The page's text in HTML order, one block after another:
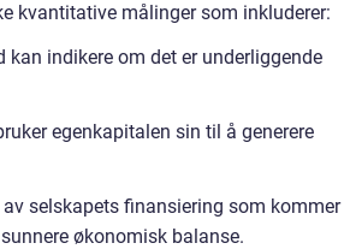
kvantitative målinger som inkluderer:
indikere om det er underliggende
egenkapitalen sin til å generere
selskapets finansiering som kommer
økonomisk balanse.